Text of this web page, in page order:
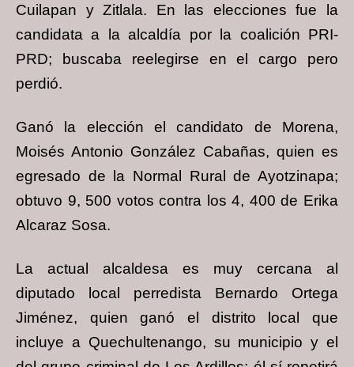
Cuilapan y Zitlala. En las elecciones fue la
candidata a la alcaldía por la coalición PRI-
PRD; buscaba reelegirse en el cargo pero
perdió.
Ganó la elección el candidato de Morena,
Moisés Antonio González Cabañas, quien es
egresado de la Normal Rural de Ayotzinapa;
obtuvo 9, 500 votos contra los 4, 400 de Erika
Alcaraz Sosa.
La actual alcaldesa es muy cercana al
diputado local perredista Bernardo Ortega
Jiménez, quien ganó el distrito local que
incluye a Quechultenango, su municipio y el